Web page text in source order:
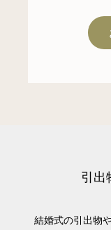
引出
結婚式の引出物